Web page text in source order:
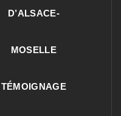
D’ALSACE-
MOSELLE
TÉMOIGNAGE